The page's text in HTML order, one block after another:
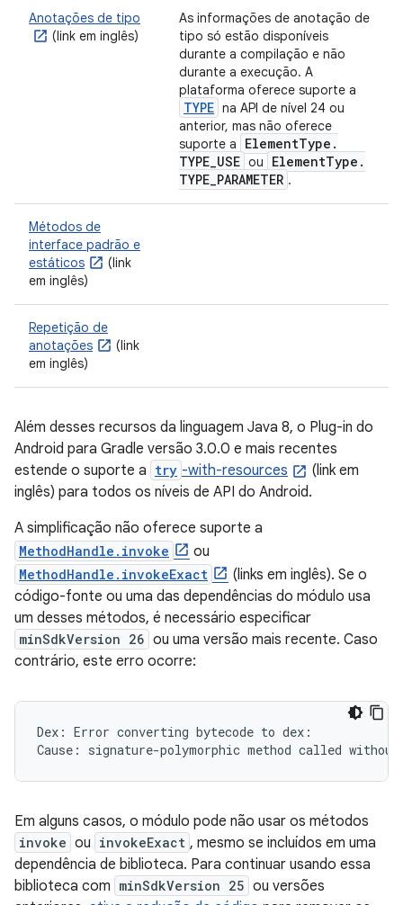
Anotações de tipo
(link em inglês)
As informações de anotação de
tipo só estão disponíveis
durante a compilação e não
durante a execução. A
plataforma oferece suporte a
TYPE na API de nível 24 ou
anterior, mas não oferece
suporte a
ElementType .
TYPE_USE ou ElementType .
TYPE_PARAMETER .
Métodos de
interface padrão e
estáticos
(link
em inglês)
Repetição de
anotações
(link
em inglês)
Além desses recursos da linguagem Java 8, o Plug-in do
Android para Gradle versão 3.0.0 e mais recentes
estende o suporte a try -with-resources
(link em
inglês) para todos os níveis de API do Android.
A simplificação não oferece suporte a
MethodHandle.invoke ou
MethodHandle.invokeExact
(links em inglês). Se o
código-fonte ou uma das dependências do módulo usa
um desses métodos, é necessário especificar
minSdkVersion 26 ou uma versão mais recente. Caso
contrário, este erro ocorre:
Dex: Error converting bytecode to dex:
Em alguns casos, o módulo pode não usar os métodos
invoke ou invokeExact , mesmo se incluídos em uma
dependência de biblioteca. Para continuar usando essa
biblioteca com minSdkVersion 25 ou versões